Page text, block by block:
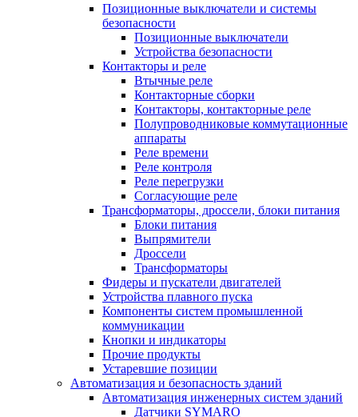
Позиционные выключатели и системы
безопасности
Позиционные выключатели
Устройства безопасности
Контакторы и реле
Втычные реле
Контакторные сборки
Контакторы, контакторные реле
Полупроводниковые коммутационные
аппараты
Реле времени
Реле контроля
Реле перегрузки
Согласующие реле
Трансформаторы, дроссели, блоки питания
Блоки питания
Выпрямители
Дроссели
Трансформаторы
Фидеры и пускатели двигателей
Устройства плавного пуска
Компоненты систем промышленной
коммуникации
Кнопки и индикаторы
Прочие продукты
Устаревшие позиции
Автоматизация и безопасность зданий
Автоматизация инженерных систем зданий
Датчики SYMARO